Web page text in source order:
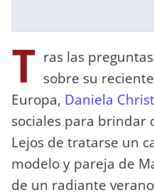
T ras las
sobre su
Europa, Daniela
sociales para
Lejos de tratarse un
modelo y pareja de
de un radiante